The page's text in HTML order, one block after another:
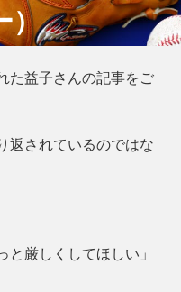
）
た益子さんの記事をご
返されているのではな
厳しくしてほしい」